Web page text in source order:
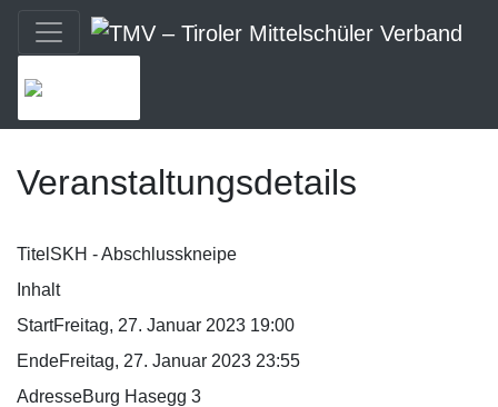
Veranstaltungsdetails
Titel SKH - Abschlusskneipe
Inhalt
StartFreitag, 27. Januar 2023 19:00
EndeFreitag, 27. Januar 2023 23:55
AdresseBurg Hasegg 3